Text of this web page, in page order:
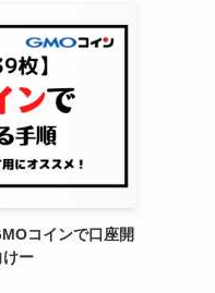
コインで口座開
けー